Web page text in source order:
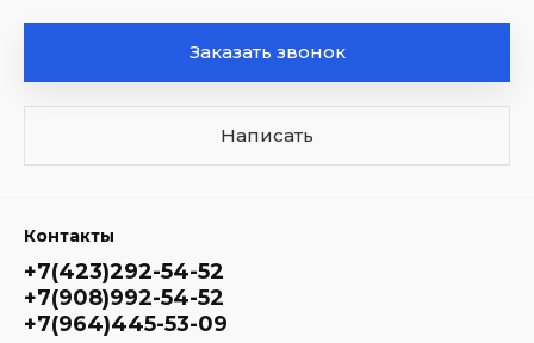
Заказать звонок
Написать
Контакты
+7(423)292-54-52
+7(908)992-54-52
+7(964)445-53-09